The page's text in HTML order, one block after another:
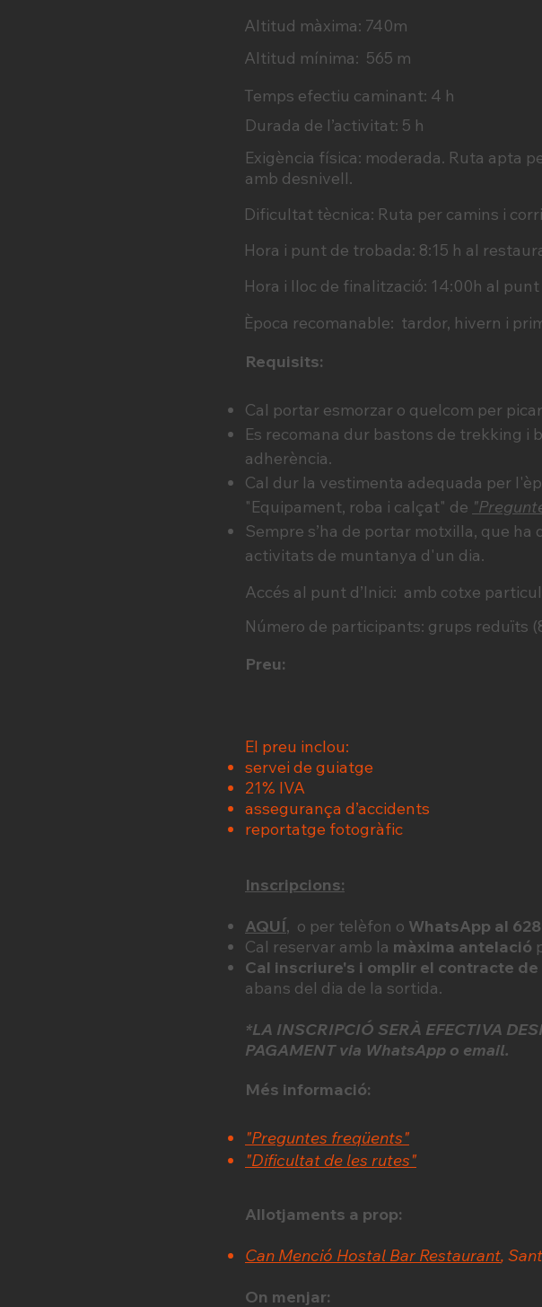
Altitud màxima: 740m
Altitud mínima: 565 m
Temps efectiu caminant: 4 h
Durada de l’activitat: 5 h
Exigència física: moderada. Ruta apta
amb desnivell.
Dificultat tècnica: Ruta per camins i
Hora i punt de trobada: 8:15 h al
Hora i lloc de finalització: 14:00h al punt
Època recomanable: tardor, hivern i
Requisits:
Cal portar esmorzar o quelcom per
Es recomana dur bastons de trekking i
adherència.
Cal dur la vestimenta adequada per
"Equipament, roba i calçat" de
Sempre s’ha de portar motxilla, que ha
activitats de muntanya d'un dia.
Accés al punt d’Inici: amb cotxe
Número de participants: grups reduïts
Preu:
El preu inclou:
servei de guiatge
21% IVA
assegurança d’accidents
reportatge fotogràfic
Inscripcions:
AQUÍ, o per telèfon o WhatsApp al
Cal reservar amb la màxima antelació
Cal inscriure's i omplir el contracte de
abans del dia de la sortida.
*LA INSCRIPCIÓ SERÀ EFECTIVA
PAGAMENT via WhatsApp o email.
Més informació:
"Preguntes freqüents"
"Dificultat de les rutes"
Allotjaments a prop:
Can Menció Hostal Bar Restaurant,
On menjar: